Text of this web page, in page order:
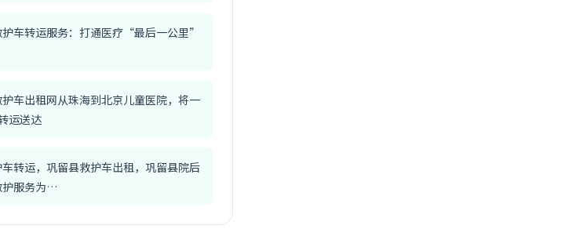
车转运服务：打通医疗“最后一公里”
车出租网从珠海到北京儿童医院，将一
运送达
转运，巩留县救护车出租，巩留县院后
护服务为…